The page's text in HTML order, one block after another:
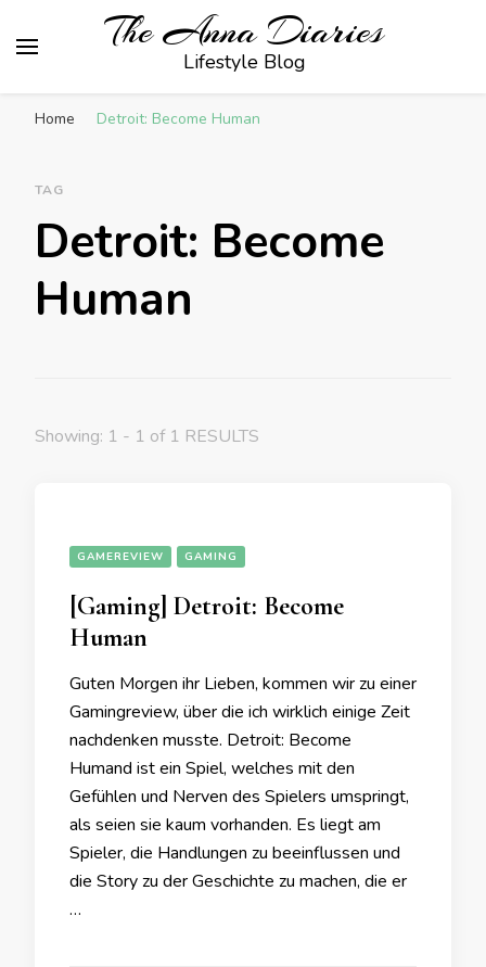
The Anna Diaries
Lifestyle Blog
Home Detroit: Become Human
TAG
Detroit: Become
Human
Showing: 1 - 1 of 1 RESULTS
GAMEREVIEW GAMING
[Gaming] Detroit: Become
Human
Guten Morgen ihr Lieben, kommen wir zu einer
Gamingreview, über die ich wirklich einige Zeit
nachdenken musste. Detroit: Become
Humand ist ein Spiel, welches mit den
Gefühlen und Nerven des Spielers umspringt,
als seien sie kaum vorhanden. Es liegt am
Spieler, die Handlungen zu beeinflussen und
die Story zu der Geschichte zu machen, die er
…